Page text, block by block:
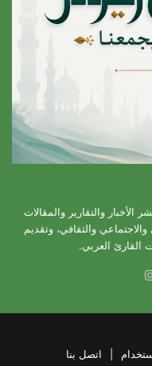
الأخبار والتقارير والمقالات
والثقافي، وتقديم
القارئ العربي.
اتصل بنا